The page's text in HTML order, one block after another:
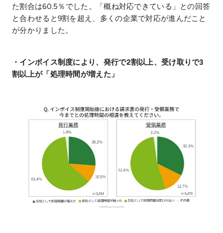
た割合は60.5％でした。「概ね対応できている」との回答
と合わせると9割を超え、多くの企業で対応が進んだこと
が分かりました。
・インボイス制度により、発行で2割以上、受け取りで3
割以上が「処理時間が増えた」